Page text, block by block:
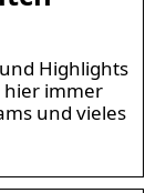
Highlights
hier immer
und vieles